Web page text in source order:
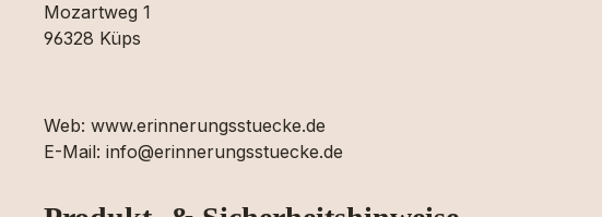
Mozartweg 1
96328 Küps
Web: www.erinnerungsstuecke.de
E-Mail: info@erinnerungsstuecke.de